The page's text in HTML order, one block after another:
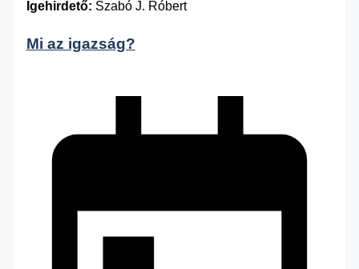
Igehirdető: Szabó J. Róbert
Mi az igazság?